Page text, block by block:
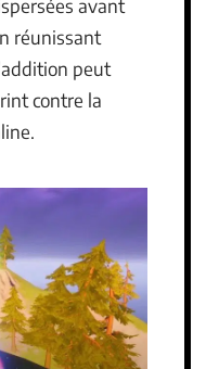
avant
réunissant
peut
contre la